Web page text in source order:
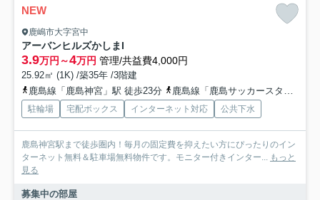
NEW
鹿嶋市大字宮中
アーバンヒルズかしまI
3.9万円～4万円 管理/共益費4,000円
25.92㎡ (1K) /築35年 /3階建
鹿島線「鹿島神宮」駅 徒歩23分
鹿島線「鹿島サッカースタジア」駅 徒歩50分
駐輪場 宅配ボックス インターネット対応 公共下水
鹿島神宮駅まで徒歩圏内！毎月の固定費を抑えたい方にぴったりのイン
ターネット無料＆駐車場無料物件です。モニター付きインター... もっと
見る
募集中の部屋